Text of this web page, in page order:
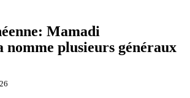
Mamadi
nomme plusieurs généraux